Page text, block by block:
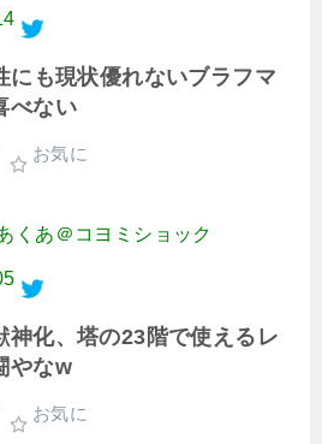
にも現状優れないブラフマ
べない
お気に
くあ＠コヨミショック
神化、塔の23階で使えるレ
やなw
お気に